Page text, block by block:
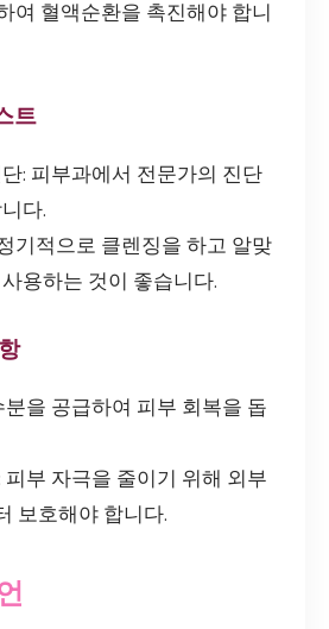
여 혈액순환을 촉진해야 합니
트
: 피부과에서 전문가의 진단
다.
기적으로 클렌징을 하고 알맞
용하는 것이 좋습니다.
분을 공급하여 피부 회복을 돕
피부 자극을 줄이기 위해 외부
보호해야 합니다.